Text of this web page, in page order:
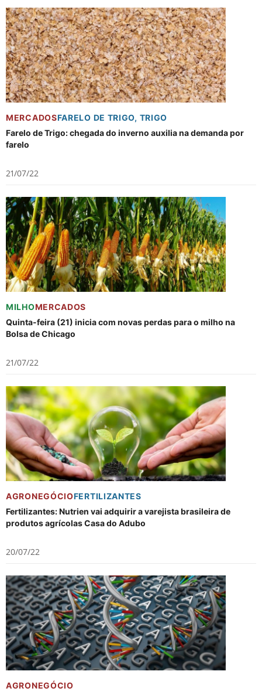
MERCADOSFARELO DE TRIGO, TRIGO
Farelo de Trigo: chegada do inverno auxilia na demanda por
farelo
21/07/22
MILHOMERCADOS
Quinta-feira (21) inicia com novas perdas para o milho na
Bolsa de Chicago
21/07/22
AGRONEGÓCIOFERTILIZANTES
Fertilizantes: Nutrien vai adquirir a varejista brasileira de
produtos agrícolas Casa do Adubo
20/07/22
AGRONEGÓCIO